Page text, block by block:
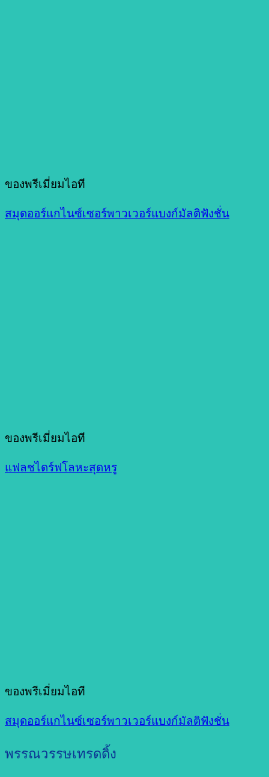
ของพรีเมี่ยมไอที
สมุดออร์แกไนซ์เซอร์พาวเวอร์แบงก์มัลติฟังชั่น
ของพรีเมี่ยมไอที
แฟลชไดร์ฟโลหะสุดหรู
ของพรีเมี่ยมไอที
สมุดออร์แกไนซ์เซอร์พาวเวอร์แบงก์มัลติฟังชั่น
พรรณวรรษเทรดดิ้ง